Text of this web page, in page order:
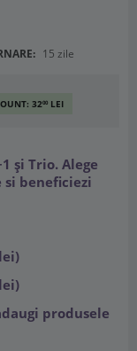
15 zile
3200LEI
și Trio. Alege
si beneficiezi
produsele